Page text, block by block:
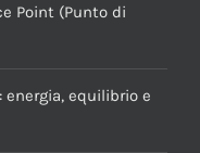
Point (Punto di
equilibrio e